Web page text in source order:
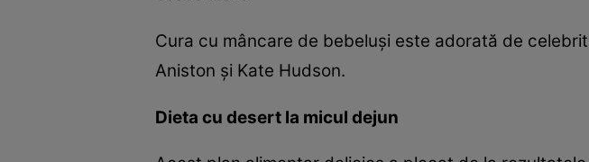
Cura cu mâncare de bebeluşi este adorată de
Aniston şi Kate Hudson.
Dieta cu desert la micul dejun